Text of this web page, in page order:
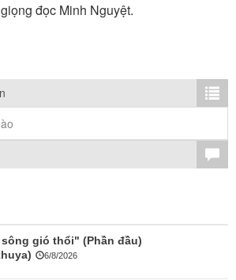
đọc Minh Nguyệt.
gió thổi" (Phần đầu)
6/8/2026